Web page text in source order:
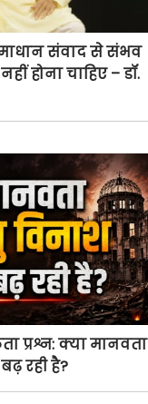
संवाद से संभव
होना चाहिए – डॉ.
प्रश्न: क्या मानवता
रही है?